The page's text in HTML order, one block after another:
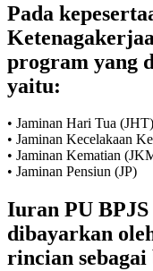
Pada
program yang
yaitu:
• Jaminan Hari Tua (JHT)
• Jaminan Kecelakaan
• Jaminan Kematian
• Jaminan Pensiun (JP)
Iuran PU
dibayarkan
rincian